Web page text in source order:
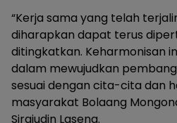
“Kerja sama yang telah
diharapkan dapat terus
ditingkatkan. Keharmonisan
dalam mewujudkan
sesuai dengan cita-cita dan
masyarakat Bolaang
Sirajudin Lasena.